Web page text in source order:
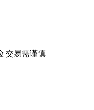
交易需谨慎